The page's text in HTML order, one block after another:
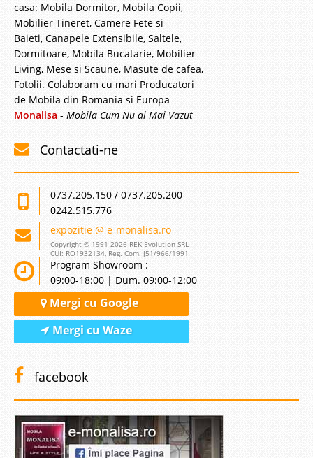
casa: Mobila Dormitor, Mobila Copii,
Mobilier Tineret, Camere Fete si
Baieti, Canapele Extensibile, Saltele,
Dormitoare, Mobila Bucatarie, Mobilier
Living, Mese si Scaune, Masute de cafea,
Fotolii. Colaboram cu mari Producatori
de Mobila din Romania si Europa
Monalisa - Mobila Cum Nu ai Mai Vazut
Contactati-ne
0737.205.150 / 0737.205.200
0242.515.776
expozitie @ e-monalisa.ro
Copyright © 1991-2026 REK Evolution SRL
CUI: RO1932134, Reg. Com. J51/966/1991
Program Showroom :
09:00-18:00 | Dum. 09:00-12:00
Mergi cu Google
Mergi cu Waze
facebook